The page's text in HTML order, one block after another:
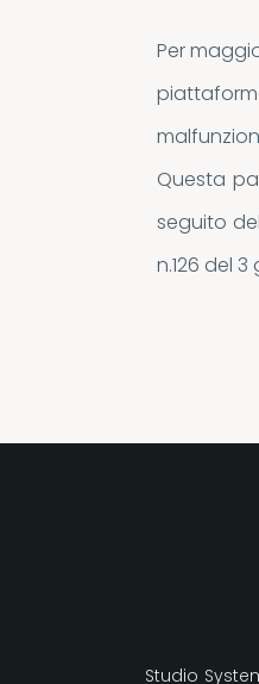
Per
Questa
seguito
n.126 del
Studio